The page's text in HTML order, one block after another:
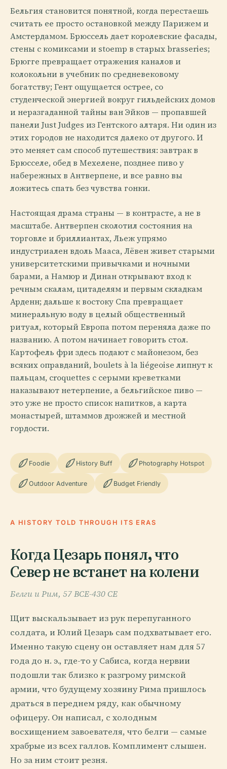
Бельгия становится понятной, когда перестаешь
считать ее просто остановкой между Парижем и
Амстердамом. Брюссель дает королевские фасады,
стены с комиксами и stoemp в старых brasseries;
Брюгге превращает отражения каналов и
колокольни в учебник по средневековому
богатству; Гент ощущается острее, со
студенческой энергией вокруг гильдейских домов
и неразгаданной тайны ван Эйков — пропавшей
панели Just Judges из Гентского алтаря. Ни один из
этих городов не находится далеко от другого. И
это меняет сам способ путешествия: завтрак в
Брюсселе, обед в Мехелене, позднее пиво у
набережных в Антверпене, и все равно вы
ложитесь спать без чувства гонки.
Настоящая драма страны — в контрасте, а не в
масштабе. Антверпен сколотил состояния на
торговле и бриллиантах, Льеж упрямо
индустриален вдоль Мааса, Лёвен живет старыми
университетскими привычками и ночными
барами, а Намюр и Динан открывают вход к
речным скалам, цитаделям и первым складкам
Арденн; дальше к востоку Спа превращает
минеральную воду в целый общественный
ритуал, который Европа потом переняла даже по
названию. А потом начинает говорить стол.
Картофель фри здесь подают с майонезом, без
всяких оправданий, boulets à la liégeoise липнут к
пальцам, croquettes с серыми креветками
наказывают нетерпение, а бельгийское пиво —
это уже не просто список напитков, а карта
монастырей, штаммов дрожжей и местной
гордости.
Foodie History Buff Photography Hotspot
Outdoor Adventure Budget Friendly
A HISTORY TOLD THROUGH ITS ERAS
Когда Цезарь понял, что
Север не встанет на колени
Белги и Рим, 57 BCE-430 CE
Щит выскальзывает из рук перепуганного
солдата, и Юлий Цезарь сам подхватывает его.
Именно такую сцену он оставляет нам для 57
года до н. э., где-то у Сабиса, когда нервии
подошли так близко к разгрому римской
армии, что будущему хозяину Рима пришлось
драться в переднем ряду, как обычному
офицеру. Он написал, с холодным
восхищением завоевателя, что белги — самые
храбрые из всех галлов. Комплимент слышен.
Но за ним стоит резня.